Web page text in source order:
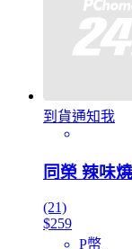
到貨通知我
同榮 辣味
(21)
$259
P幣